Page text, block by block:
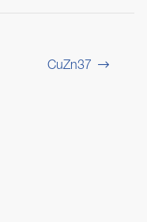
CuZn37